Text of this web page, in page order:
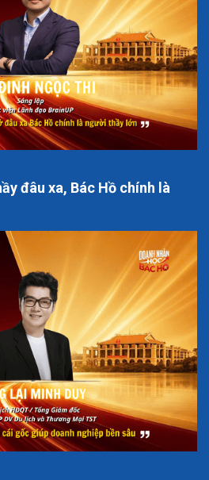
đâu xa, Bác Hồ chính là